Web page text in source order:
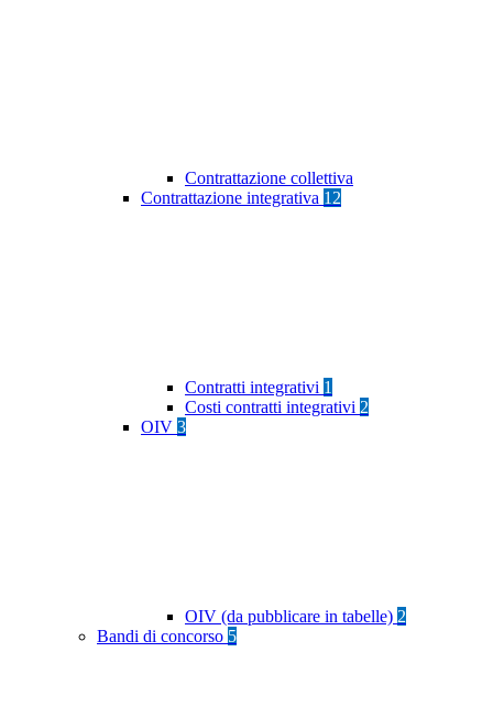
Contrattazione collettiva
Contrattazione integrativa 12
Contratti integrativi 1
Costi contratti integrativi 2
OIV 3
OIV (da pubblicare in tabelle) 2
Bandi di concorso 5